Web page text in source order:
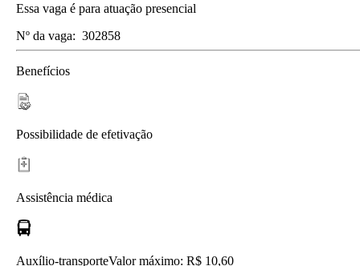
Essa vaga é para atuação presencial
Nº da vaga: 302858
Benefícios
Possibilidade de efetivação
Assistência médica
Auxílio-transporteValor máximo: R$ 10,60